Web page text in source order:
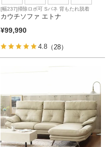
[幅237]掃除ロボ可 Sバネ 背もたれ脱着
カウチソファ エトナ
¥99,990
4.8 （28）